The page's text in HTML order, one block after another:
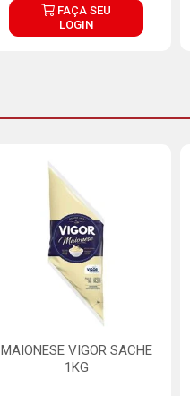
FAÇA SEU
LOGIN
MAIONESE VIGOR SACHE
1KG